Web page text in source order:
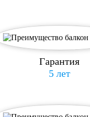
Гарантия
5 лет